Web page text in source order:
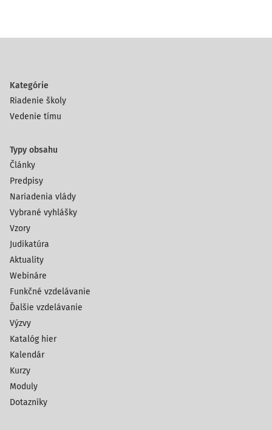
Kategórie
Riadenie školy
Vedenie tímu
Typy obsahu
Články
Predpisy
Nariadenia vlády
Vybrané vyhlášky
Vzory
Judikatúra
Aktuality
Webináre
Funkčné vzdelávanie
Ďalšie vzdelávanie
Výzvy
Katalóg hier
Kalendár
Kurzy
Moduly
Dotazníky